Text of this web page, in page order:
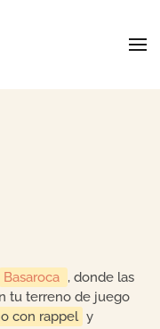
Basaroca , donde las
tu terreno de juego
con rappel y